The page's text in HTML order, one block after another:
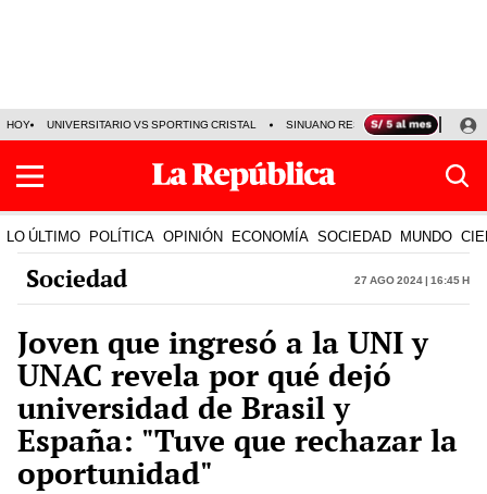
HOY UNIVERSITARIO VS SPORTING CRISTAL SINUANO RESULTADOS HOY
LO ÚLTIMO POLÍTICA OPINIÓN ECONOMÍA SOCIEDAD MUNDO
Sociedad 27 Ago 2024 | 16:45 h
Joven que ingresó a la UNI y
UNAC revela por qué dejó
universidad de Brasil y
España: "Tuve que rechazar la
oportunidad"